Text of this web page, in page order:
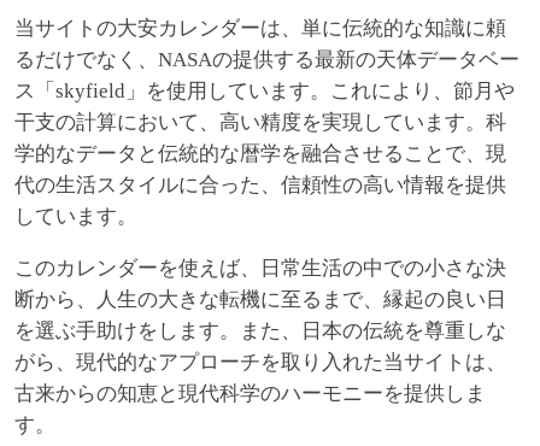
当サイトの大安カレンダーは、単に伝統的な知識に頼
るだけでなく、NASAの提供する最新の天体データベー
ス「skyfield」を使用しています。これにより、節月や
干支の計算において、高い精度を実現しています。科
学的なデータと伝統的な暦学を融合させることで、現
代の生活スタイルに合った、信頼性の高い情報を提供
しています。
このカレンダーを使えば、日常生活の中での小さな決
断から、人生の大きな転機に至るまで、縁起の良い日
を選ぶ手助けをします。また、日本の伝統を尊重しな
がら、現代的なアプローチを取り入れた当サイトは、
古来からの知恵と現代科学のハーモニーを提供しま
す。